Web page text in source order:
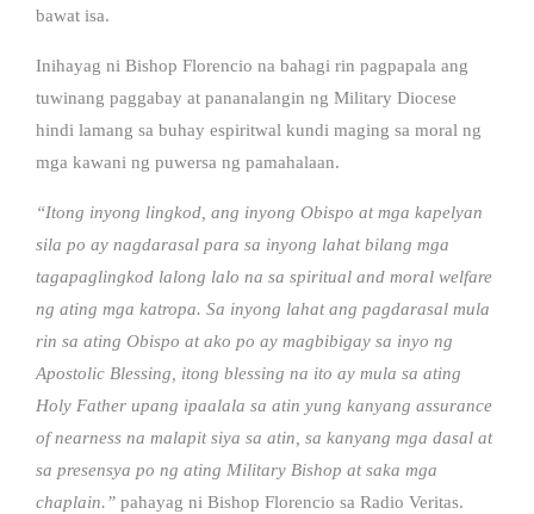
bawat isa.
Inihayag ni Bishop Florencio na bahagi rin pagpapala ang
tuwinang paggabay at pananalangin ng Military Diocese
hindi lamang sa buhay espiritwal kundi maging sa moral ng
mga kawani ng puwersa ng pamahalaan.
“Itong inyong lingkod, ang inyong Obispo at mga kapelyan
sila po ay nagdarasal para sa inyong lahat bilang mga
tagapaglingkod lalong lalo na sa spiritual and moral welfare
ng ating mga katropa. Sa inyong lahat ang pagdarasal mula
rin sa ating Obispo at ako po ay magbibigay sa inyo ng
Apostolic Blessing, itong blessing na ito ay mula sa ating
Holy Father upang ipaalala sa atin yung kanyang assurance
of nearness na malapit siya sa atin, sa kanyang mga dasal at
sa presensya po ng ating Military Bishop at saka mga
chaplain.” pahayag ni Bishop Florencio sa Radio Veritas.